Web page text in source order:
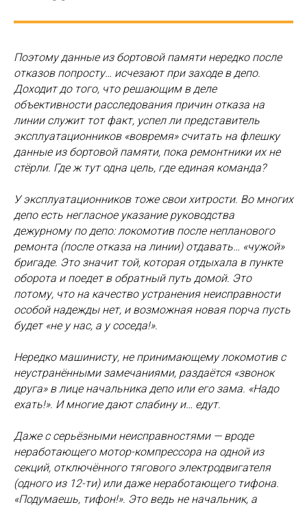
Поэтому данные из бортовой памяти нередко после
отказов попросту… исчезают при заходе в депо.
Доходит до того, что решающим в деле
объективности расследования причин отказа на
линии служит тот факт, успел ли представитель
эксплуатационников «вовремя» считать на флешку
данные из бортовой памяти, пока ремонтники их не
стёрли. Где ж тут одна цель, где единая команда?
У эксплуатационников тоже свои хитрости. Во многих
депо есть негласное указание руководства
дежурному по депо: локомотив после непланового
ремонта (после отказа на линии) отдавать… «чужой»
бригаде. Это значит той, которая отдыхала в пункте
оборота и поедет в обратный путь домой. Это
потому, что на качество устранения неисправности
особой надежды нет, и возможная новая порча пусть
будет «не у нас, а у соседа!».
Нередко машинисту, не принимающему локомотив с
неустранёнными замечаниями, раздаётся «звонок
друга» в лице начальника депо или его зама. «Надо
ехать!». И многие дают слабину и… едут.
Даже с серьёзными неисправностями — вроде
неработающего мотор-компрессора на одной из
секций, отключённого тягового электродвигателя
(одного из 12-ти) или даже неработающего тифона.
«Подумаешь, тифон!». Это ведь не начальник, а